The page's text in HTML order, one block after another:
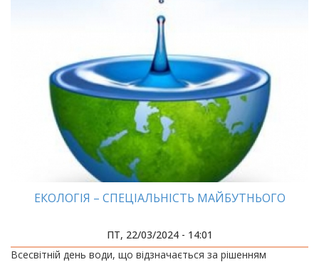
ЕКОЛОГІЯ – СПЕЦІАЛЬНІСТЬ МАЙБУТНЬОГО
ПТ, 22/03/2024 - 14:01
Всесвітній день води, що відзначається за рішенням